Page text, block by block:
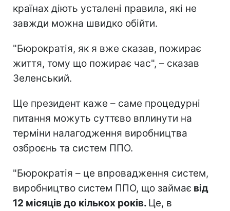
країнах діють усталені правила, які не
завжди можна швидко обійти.
"Бюрократія, як я вже сказав, пожирає
життя, тому що пожирає час", – сказав
Зеленський.
Ще президент каже – саме процедурні
питання можуть суттєво вплинути на
терміни налагодження виробництва
озброєнь та систем ППО.
"Бюрократія – це впровадження систем,
виробництво систем ППО, що займає від
12 місяців до кількох років. Це, в